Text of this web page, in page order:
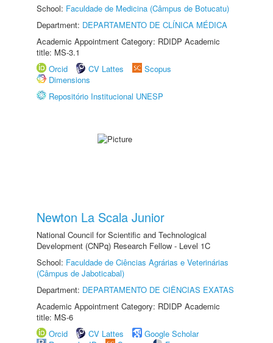
School: Faculdade de Medicina (Câmpus de Botucatu)
Department: DEPARTAMENTO DE CLÍNICA MÉDICA
Academic Appointment Category: RDIDP Academic
title: MS-3.1
Orcid
CV Lattes
Scopus
Dimensions
Repositório Institucional UNESP
Newton La Scala Junior
National Council for Scientific and Technological
Development (CNPq) Research Fellow - Level 1C
School: Faculdade de Ciências Agrárias e Veterinárias
(Câmpus de Jaboticabal)
Department: DEPARTAMENTO DE CIÊNCIAS EXATAS
Academic Appointment Category: RDIDP Academic
title: MS-6
Orcid
CV Lattes
Google Scholar